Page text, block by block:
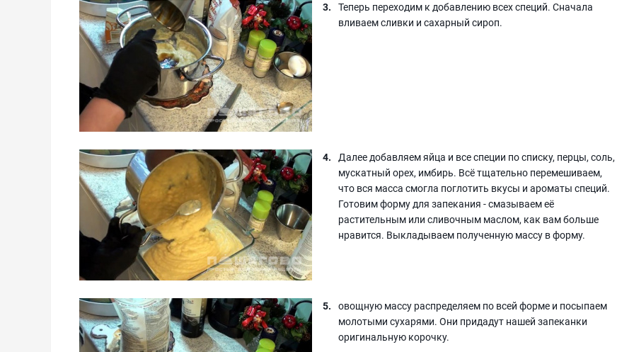
Теперь переходим к добавлению всех специй. Сначала
вливаем сливки и сахарный сироп.
Далее добавляем яйца и все специи по списку, перцы, соль,
мускатный орех, имбирь. Всё тщательно перемешиваем,
что вся масса смогла поглотить вкусы и ароматы специй.
Готовим форму для запекания - смазываем её
растительным или сливочным маслом, как вам больше
нравится. Выкладываем полученную массу в форму.
овощную массу распределяем по всей форме и посыпаем
молотыми сухарями. Они придадут нашей запеканки
оригинальную корочку.